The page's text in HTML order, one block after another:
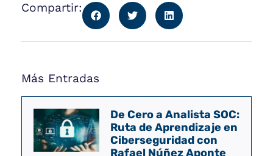
Compartir:
Más Entradas
De Cero a Analista SOC:
Ruta de Aprendizaje en
Ciberseguridad con
Rafael Núñez Aponte